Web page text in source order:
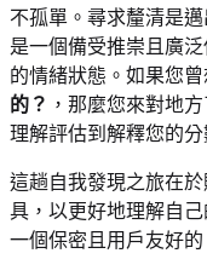
不孤單。尋求釐清是
是一個備受推崇且廣
的情緒狀態。如果您曾
的？ ，那麼您來對地
理解評估到解釋您的
這趟自我發現之旅在
具，以更好地理解自
一個保密且用戶友好